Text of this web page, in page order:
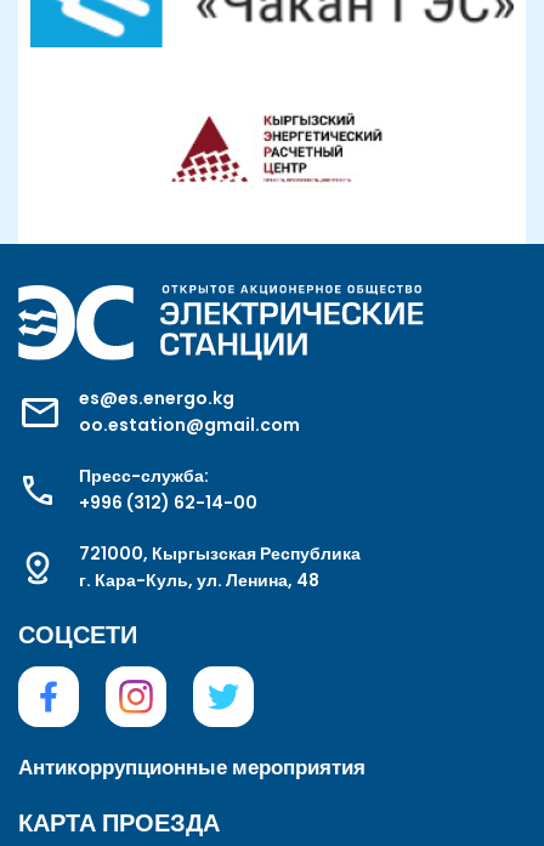
es@es.energo.kg
oo.estation@gmail.com
Пресс-служба:
+996 (312) 62-14-00
721000, Кыргызская Республика
г. Кара-Куль, ул. Ленина, 48
СОЦСЕТИ
Антикоррупционные мероприятия
КАРТА ПРОЕЗДА